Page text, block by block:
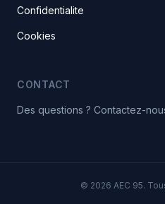
Confidentialite
Cookies
CONTACT
Des questions ? Contactez-
© 2026 AEC 95.